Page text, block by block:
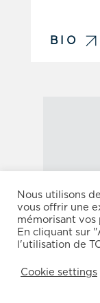
BIO
Nous utilisons
vous offrir une
mémorisant
En cliquant sur
l'utilisation de
Cookie settings